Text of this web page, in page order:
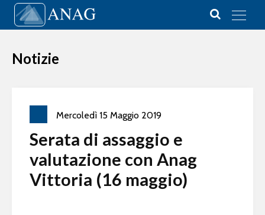
Vai al contenuto
Main Navigation
Notizie
Mercoledì 15 Maggio 2019
Serata di assaggio e
valutazione con Anag
Vittoria (16 maggio)